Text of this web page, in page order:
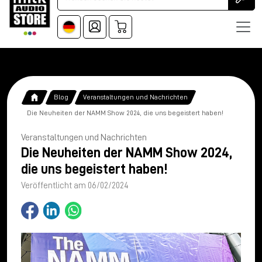
Blog Veranstaltungen und Nachrichten
Die Neuheiten der NAMM Show 2024, die uns begeistert haben!
Veranstaltungen und Nachrichten
Die Neuheiten der NAMM Show 2024,
die uns begeistert haben!
Veröffentlicht am 06/02/2024